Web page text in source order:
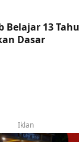
13
Dasar
Iklan